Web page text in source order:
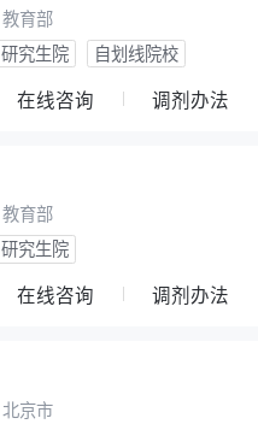
教育部
研究生院 自划线院校
在线咨询 调剂办法
教育部
研究生院
在线咨询 调剂办法
北京市